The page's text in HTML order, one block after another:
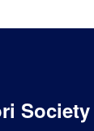
Society